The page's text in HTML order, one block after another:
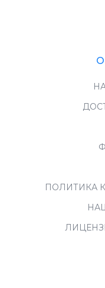
ПОЛИТИКА